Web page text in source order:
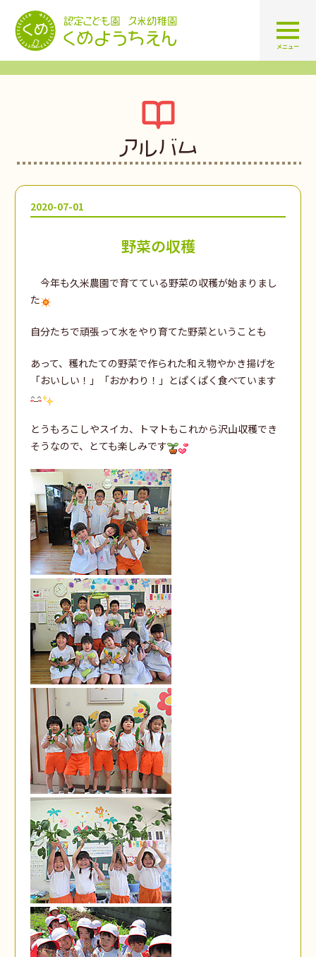
認定こども園 学校法人久米幼
メニュー
アルバム
2020-07-01
野菜の収穫
今年も久米農園で育てている野菜の収穫が始まりまし
た
自分たちで頑張って水をやり育てた野菜ということも
あって、穫れたての野菜で作られた和え物やかき揚げを
「おいしい！」「おかわり！」とぱくぱく食べています
とうもろこしやスイカ、トマトもこれから沢山収穫でき
そうなので、とても楽しみです